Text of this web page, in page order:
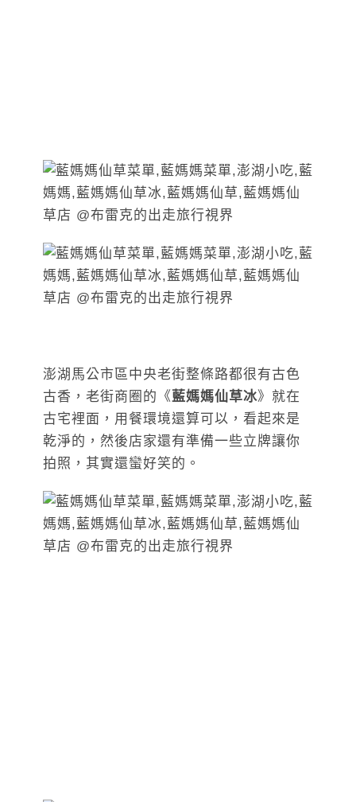
澎湖馬公市區中央老街整條路都很有古色
古香，老街商圈的《藍媽媽仙草冰》就在
古宅裡面，用餐環境還算可以，看起來是
乾淨的，然後店家還有準備一些立牌讓你
拍照，其實還蠻好笑的。